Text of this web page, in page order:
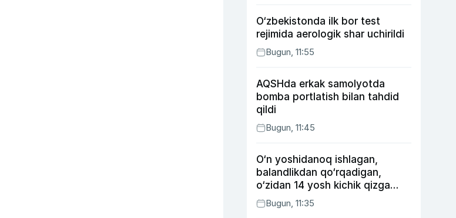
O‘zbekistonda ilk bor test
rejimida aerologik shar uchirildi
Bugun, 11:55
AQSHda erkak samolyotda
bomba portlatish bilan tahdid
qildi
Bugun, 11:45
O‘n yoshidanoq ishlagan,
balandlikdan qo‘rqadigan,
o‘zidan 14 yosh kichik qizga
uylangan Yorqinxo‘ja Umarov
34 yoshda
Bugun, 11:35